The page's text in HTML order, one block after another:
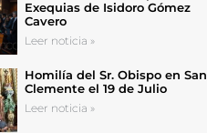
Exequias de Isidoro Gómez
Cavero
Leer noticia »
Homilía del Sr. Obispo en San
Clemente el 19 de Julio
Leer noticia »